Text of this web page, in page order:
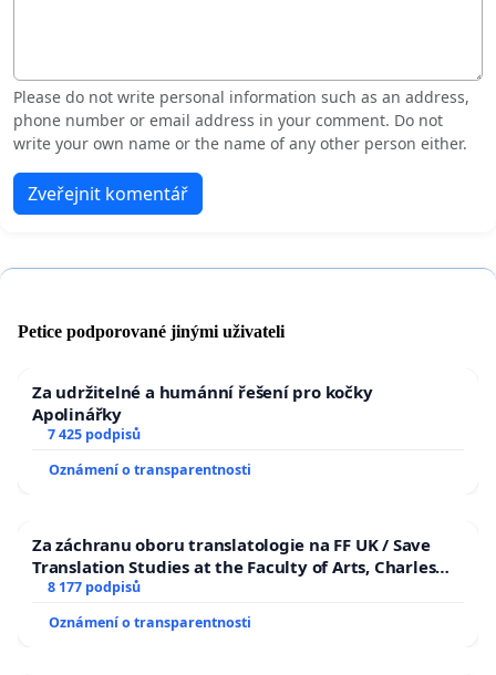
Please do not write personal information such as an address,
phone number or email address in your comment. Do not
write your own name or the name of any other person either.
Zveřejnit komentář
Petice podporované jinými uživateli
Za udržitelné a humánní řešení pro kočky
Apolinářky
7 425 podpisů
Oznámení o transparentnosti
Za záchranu oboru translatologie na FF UK / Save
Translation Studies at the Faculty of Arts, Charles
University
8 177 podpisů
Oznámení o transparentnosti